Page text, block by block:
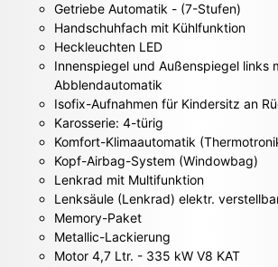
Getriebe Automatik - (7-Stufen)
Handschuhfach mit Kühlfunktion
Heckleuchten LED
Innenspiegel und Außenspiegel links
Abblendautomatik
Isofix-Aufnahmen für Kindersitz an
Karosserie: 4-türig
Komfort-Klimaautomatik
Kopf-Airbag-System (Windowbag)
Lenkrad mit Multifunktion
Lenksäule (Lenkrad) elektr.
Memory-Paket
Metallic-Lackierung
Motor 4,7 Ltr. - 335 kW V8 KAT